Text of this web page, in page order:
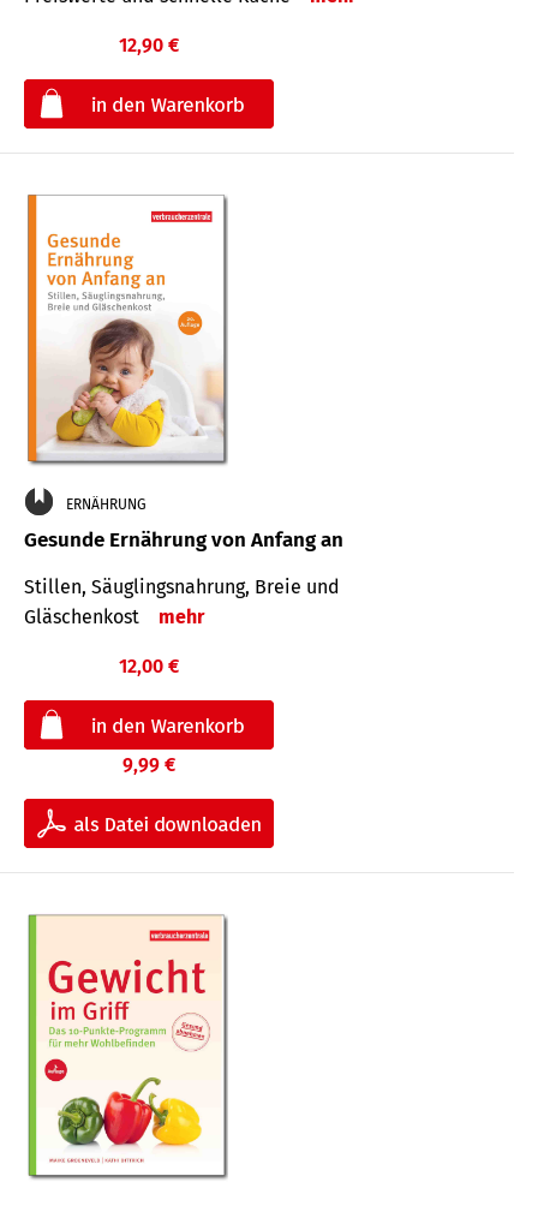
12,90 €
ERNÄHRUNG
Gesunde Ernährung von Anfang an
Stillen, Säuglingsnahrung, Breie und
Gläschenkost
mehr
12,00 €
9,99 €